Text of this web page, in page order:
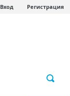
Вход Регистрация